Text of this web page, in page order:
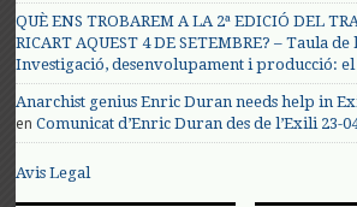
QUÈ ENS TROBAREM A LA 2ª EDICIÓ DEL
RICART AQUEST 4 DE SETEMBRE? – Taula
Investigació, desenvolupament i producció: el
Anarchist genius Enric Duran needs help in
enComunicat d’Enric Duran des de l’Exili 23-
Avis Legal